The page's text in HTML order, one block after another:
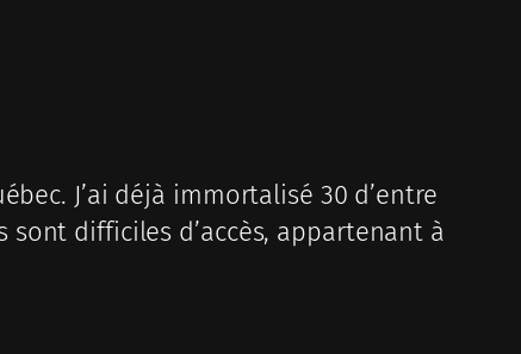
J’ai déjà immortalisé 30 d’entre
difficiles d’accès, appartenant à